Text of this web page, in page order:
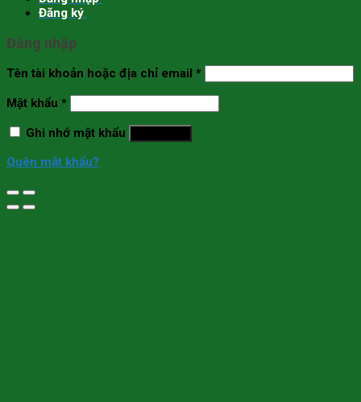
Đăng ký
Đăng nhập
Tên tài khoản hoặc địa chỉ email *
Mật khẩu *
Ghi nhớ mật khẩu
Quên mật khẩu?